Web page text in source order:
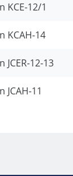
KCE-12/1
KCAH-14
12-13
11